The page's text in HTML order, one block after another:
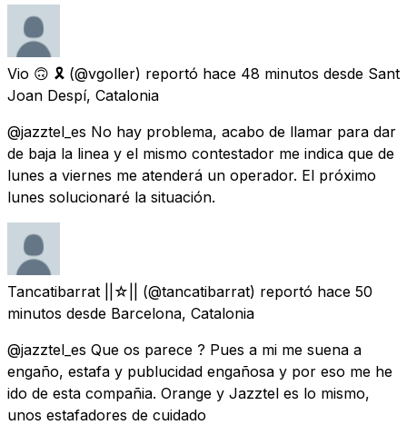
Vio 🙃 🎗 (@vgoller) reportó hace 48 minutos desde Sant
Joan Despí, Catalonia
@jazztel_es No hay problema, acabo de llamar para dar
de baja la linea y el mismo contestador me indica que de
lunes a viernes me atenderá un operador. El próximo
lunes solucionaré la situación.
Tancatibarrat ||☆|| (@tancatibarrat) reportó hace 50
minutos desde Barcelona, Catalonia
@jazztel_es Que os parece ? Pues a mi me suena a
engaño, estafa y publucidad engañosa y por eso me he
ido de esta compañia. Orange y Jazztel es lo mismo,
unos estafadores de cuidado